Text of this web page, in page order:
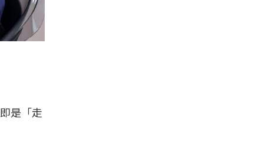
是「走